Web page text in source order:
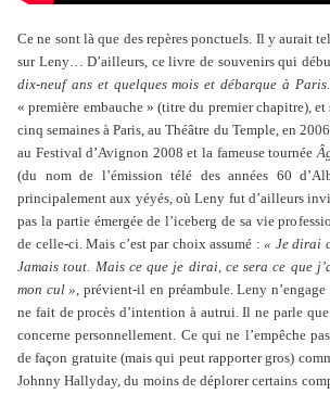
Ce ne sont là que des repères ponctuels. Il y aurait
sur Leny… D’ailleurs, ce livre de souvenirs qui
dix-neuf ans et quelques mois et débarque à
« première embauche » (titre du premier chapitre), et
cinq semaines à Paris, au Théâtre du Temple, en
au Festival d’Avignon 2008 et la fameuse tournée
(du nom de l’émission télé des années 60
principalement aux yéyés, où Leny fut d’ailleurs
pas la partie émergée de l’iceberg de sa vie
de celle-ci. Mais c’est par choix assumé : « Je dirai
Jamais tout. Mais ce que je dirai, ce sera ce que
mon cul », prévient-il en préambule. Leny
ne fait de procès d’intention à autrui. Il ne parle
concerne personnellement. Ce qui ne l’empêche
de façon gratuite (mais qui peut rapporter gros)
Johnny Hallyday, du moins de déplorer certains